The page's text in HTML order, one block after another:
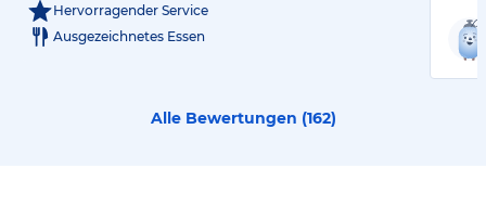
Hervorragender Service
Ausgezeichnetes Essen
Alle Bewertungen (162)